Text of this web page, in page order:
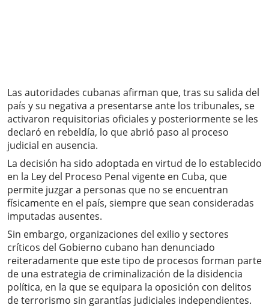
Las autoridades cubanas afirman que, tras su salida del
país y su negativa a presentarse ante los tribunales, se
activaron requisitorias oficiales y posteriormente se les
declaró en rebeldía, lo que abrió paso al proceso
judicial en ausencia.
La decisión ha sido adoptada en virtud de lo establecido
en la Ley del Proceso Penal vigente en Cuba, que
permite juzgar a personas que no se encuentran
físicamente en el país, siempre que sean consideradas
imputadas ausentes.
Sin embargo, organizaciones del exilio y sectores
críticos del Gobierno cubano han denunciado
reiteradamente que este tipo de procesos forman parte
de una estrategia de criminalización de la disidencia
política, en la que se equipara la oposición con delitos
de terrorismo sin garantías judiciales independientes.